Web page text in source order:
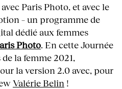
Paris Photo, et avec le
– un programme de
dédié aux femmes
Photo. En cette Journée
la femme 2021,
la version 2.0 avec, pour
Valérie Belin !